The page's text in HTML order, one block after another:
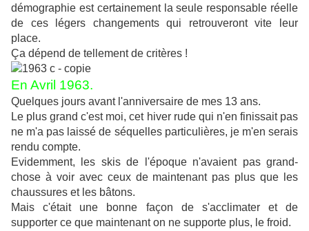
démographie est certainement la seule responsable réelle
de ces légers changements qui retrouveront vite leur
place.
Ça dépend de tellement de critères !
En Avril 1963.
Quelques jours avant l'anniversaire de mes 13 ans.
Le plus grand c'est moi, cet hiver rude qui n'en finissait pas
ne m'a pas laissé de séquelles particulières, je m'en serais
rendu compte.
Evidemment, les skis de l'époque n'avaient pas grand-
chose à voir avec ceux de maintenant pas plus que les
chaussures et les bâtons.
Mais c'était une bonne façon de s'acclimater et de
supporter ce que maintenant on ne supporte plus, le froid.